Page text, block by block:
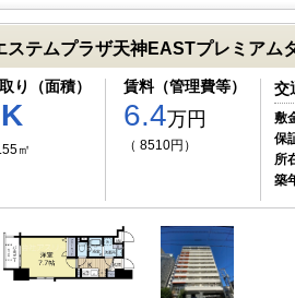
ステムプラザ天神EASTプレミアム
り（面積）
㎡
賃料（管理費等）
6.4万円
（ 8510円）
交
敷
保
所
築